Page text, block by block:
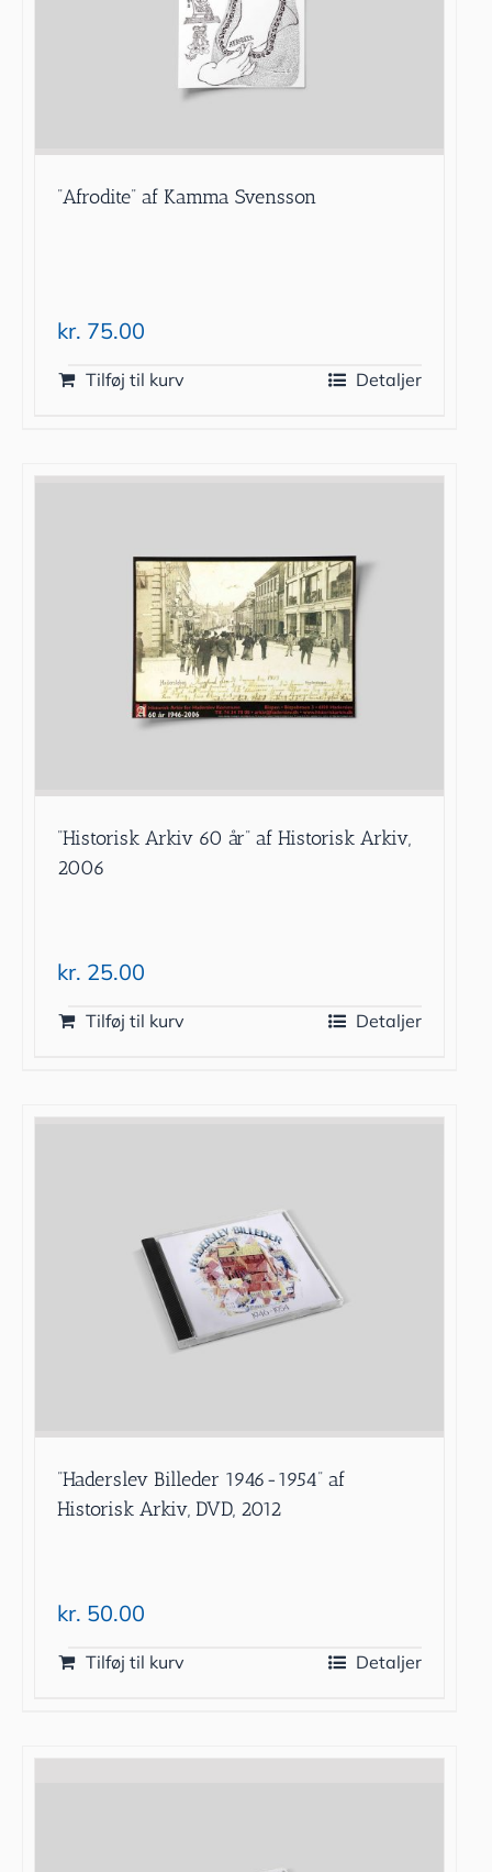
”Afrodite” af Kamma Svensson
kr. 75.00
Tilføj til kurv Detaljer
”Historisk Arkiv 60 år” af Historisk Arkiv,
2006
kr. 25.00
Tilføj til kurv Detaljer
”Haderslev Billeder 1946-1954” af
Historisk Arkiv, DVD, 2012
kr. 50.00
Tilføj til kurv Detaljer